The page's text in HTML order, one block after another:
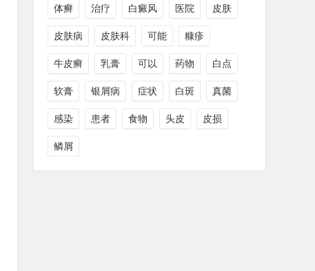
体癣 治疗 白癜风 医院 皮肤
皮肤病 皮肤科 可能 糠疹
牛皮癣 乳膏 可以 药物 白点
软膏 银屑病 症状 白斑 真菌
感染 患者 食物 头皮 皮损
鳞屑